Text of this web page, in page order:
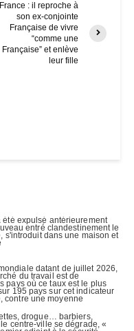
France : il reproche à
son ex-conjointe
Française de vivre
“comme une
Française” et enlève
leur fille